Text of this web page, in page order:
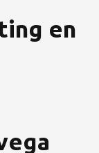
en